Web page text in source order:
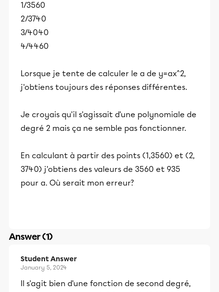
1/3560
2/3740
3/4040
4/4460
Lorsque je tente de calculer le a de y=ax^2,
j'obtiens toujours des réponses différentes.
Je croyais qu'il s'agissait d'une polynomiale de
degré 2 mais ça ne semble pas fonctionner.
En calculant à partir des points (1,3560) et (2,
3740) j'obtiens des valeurs de 3560 et 935
pour a. Où serait mon erreur?
Answer (1)
Student Answer
January 5, 2024
Il s'agit bien d'une fonction de second degré,